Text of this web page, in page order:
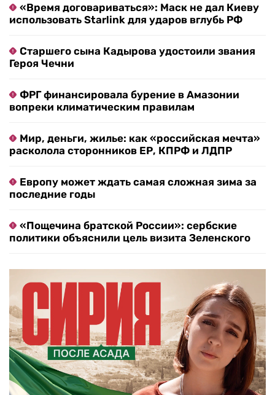
«Время договариваться»: Маск не дал Киеву
использовать Starlink для ударов вглубь РФ
Старшего сына Кадырова удостоили звания
Героя Чечни
ФРГ финансировала бурение в Амазонии
вопреки климатическим правилам
Мир, деньги, жилье: как «российская мечта»
расколола сторонников ЕР, КПРФ и ЛДПР
Европу может ждать самая сложная зима за
последние годы
«Пощечина братской России»: сербские
политики объяснили цель визита Зеленского